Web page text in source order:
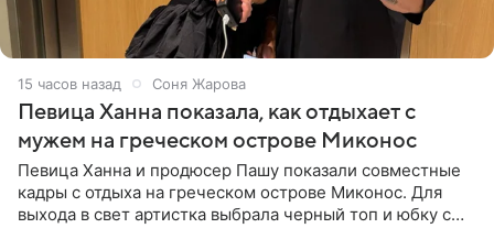
15 часов назад Соня Жарова
Певица Ханна показала, как отдыхает с
мужем на греческом острове Миконос
Певица Ханна и продюсер Пашу показали совместные
кадры с отдыха на греческом острове Миконос. Для
выхода в свет артистка выбрала черный топ и юбку с